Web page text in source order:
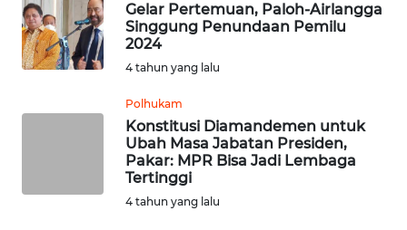
Gelar Pertemuan, Paloh-Airlangga
Singgung Penundaan Pemilu
2024
4 tahun yang lalu
Polhukam
Konstitusi Diamandemen untuk
Ubah Masa Jabatan Presiden,
Pakar: MPR Bisa Jadi Lembaga
Tertinggi
4 tahun yang lalu
WN
DEPOK